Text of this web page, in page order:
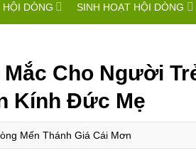
HỘI DÒNG SINH HOẠT HỘI DÒNG
Cho Người
Kính Đức Mẹ
Mến Thánh Giá Cái Mơn